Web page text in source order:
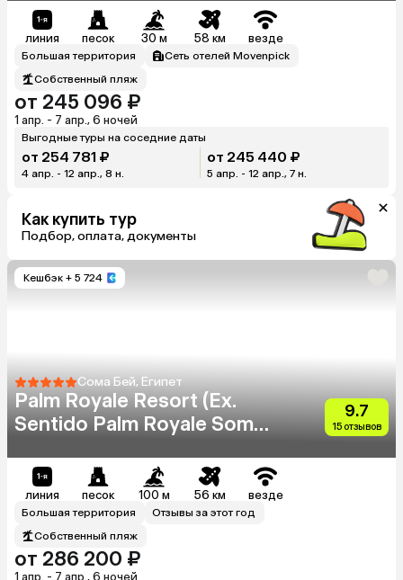
линия песок 30 м 58 км везде
Большая территория
Сеть отелей Movenpick
Собственный пляж
от 245 096 ₽
1 апр. - 7 апр., 6 ночей
Выгодные туры на соседние даты
от 254 781 ₽
4 апр. - 12 апр., 8 н.
от 245 440 ₽
5 апр. - 12 апр., 7 н.
Как купить тур
Подбор, оплата, документы
Кешбэк + 5 724
Сома Бей, Египет
Palm Royale Resort (Ex.
Sentido Palm Royale Soma
9.7
15 отзывов
линия песок 100 м 56 км везде
Большая территория
Отзывы за этот год
Собственный пляж
от 286 200 ₽
1 апр. - 7 апр., 6 ночей